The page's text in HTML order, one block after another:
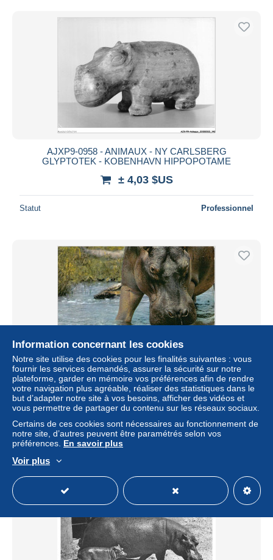
AJXP9-0958 - ANIMAUX - NY CARLSBERG
GLYPTOTEK - KOBENHAVN HIPPOPOTAME
± 4,03 $US
Statut Professionnel
AIDP5-ANIMAUX-0466 - faune africaine - maman et bébé
hippopotame
± 4,03 $US
Statut Professionnel
Information concernant les cookies
Notre site utilise des cookies pour les finalités suivantes : vous
fournir les services demandés, assurer la sécurité sur notre
plateforme, garder en mémoire vos préférences afin de rendre
votre navigation plus agréable, réaliser des statistiques dans le
but d’adapter notre site à vos besoins, afficher des vidéos et
vous permettre de partager du contenu sur les réseaux sociaux.
Certains de ces cookies sont nécessaires au fonctionnement de
notre site, d’autres peuvent être paramétrés selon vos
préférences. En savoir plus
Voir plus